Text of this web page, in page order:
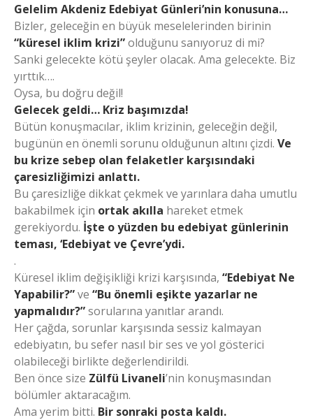
Gelelim Akdeniz Edebiyat Günleri’nin konusuna…
Bizler, geleceğin en büyük meselelerinden birinin
“küresel iklim krizi”olduğunu sanıyoruz di mi?
Sanki gelecekte kötü şeyler olacak. Ama gelecekte. Biz
yırttık….
Oysa, bu doğru değil!
Gelecek geldi… Kriz başımızda!
Bütün konuşmacılar, iklim krizinin, geleceğin değil,
bugünün en önemli sorunu olduğunun altını çizdi. Ve
bu krize sebep olan felaketler karşısındaki
çaresizliğimizi anlattı.
Bu çaresizliğe dikkat çekmek ve yarınlara daha umutlu
bakabilmek için ortak akılla hareket etmek
gerekiyordu. İşte o yüzden bu edebiyat günlerinin
teması, ‘Edebiyat ve Çevre’ydi.
.
Küresel iklim değişikliği krizi karşısında, “Edebiyat Ne
Yapabilir?”ve “Bu önemli eşikte yazarlar ne
yapmalıdır?”sorularına yanıtlar arandı.
Her çağda, sorunlar karşısında sessiz kalmayan
edebiyatın, bu sefer nasıl bir ses ve yol gösterici
olabileceği birlikte değerlendirildi.
Ben önce size Zülfü Livaneli’nin konuşmasından
bölümler aktaracağım.
Ama yerim bitti. Bir sonraki posta kaldı.